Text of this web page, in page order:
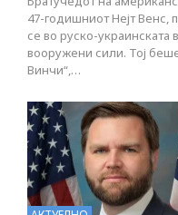
47-годишниот Нејт Венс,
се во руско-украинската
вооружени сили. Тој
Винчи“,…